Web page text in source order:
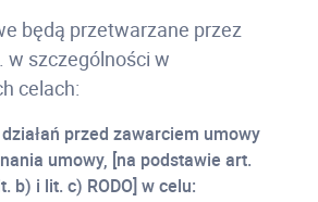
będą przetwarzane przez
w szczególności w
celach:
przed zawarciem umowy
umowy, [na podstawie art.
b) i lit. c) RODO] w celu: